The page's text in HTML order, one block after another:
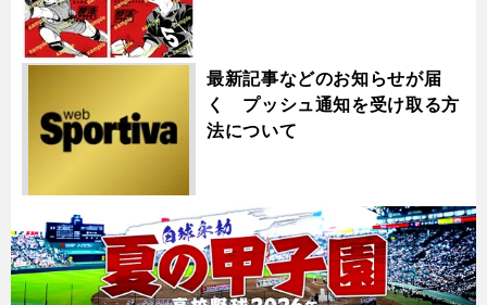
最新記事などのお知らせが届
く プッシュ通知を受け取る方
法について